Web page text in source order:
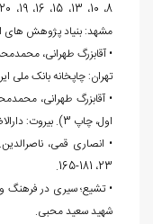
مشهد: بنیاد پژوهش های
تهران: چاپخانه بانک ملی
اول، چاپ 3). بيروت: دارالاضواء.
23، 181-165.
شهید سعید محبی.